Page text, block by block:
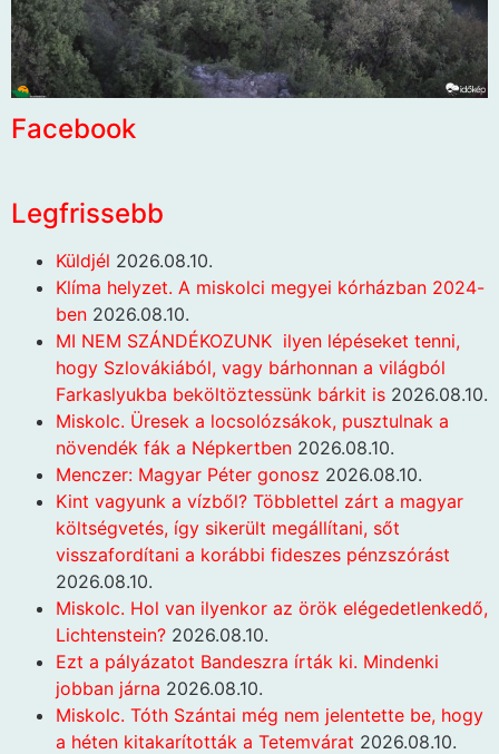
Facebook
Legfrissebb
Küldjél 2026.08.10.
Klíma helyzet. A miskolci megyei kórházban 2024-
ben 2026.08.10.
MI NEM SZÁNDÉKOZUNK ilyen lépéseket tenni,
hogy Szlovákiából, vagy bárhonnan a világból
Farkaslyukba beköltöztessünk bárkit is 2026.08.10.
Miskolc. Üresek a locsolózsákok, pusztulnak a
növendék fák a Népkertben 2026.08.10.
Menczer: Magyar Péter gonosz 2026.08.10.
Kint vagyunk a vízből? Többlettel zárt a magyar
költségvetés, így sikerült megállítani, sőt
visszafordítani a korábbi fideszes pénzszórást
2026.08.10.
Miskolc. Hol van ilyenkor az örök elégedetlenkedő,
Lichtenstein? 2026.08.10.
Ezt a pályázatot Bandeszra írták ki. Mindenki
jobban járna 2026.08.10.
Miskolc. Tóth Szántai még nem jelentette be, hogy
a héten kitakarították a Tetemvárat 2026.08.10.